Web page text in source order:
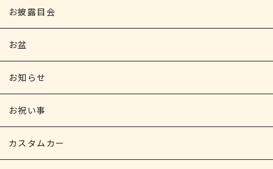
お披露目会
お盆
お知らせ
お祝い事
カスタムカー